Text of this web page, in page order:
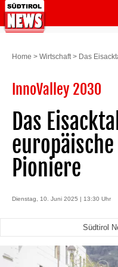
Home > Wirtschaft> Das
InnoValley 2030
Das
Pioniere
Dienstag, 10. Juni 2025 | 13:30 Uhr
Südtirol